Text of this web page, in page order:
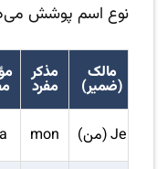
نوع اسم پوشش
مالک
(ضمیر)
مذکر
مفرد
Je (من) mon